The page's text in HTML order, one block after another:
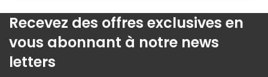
Recevez des offres exclusives en
vous abonnant à notre news
letters